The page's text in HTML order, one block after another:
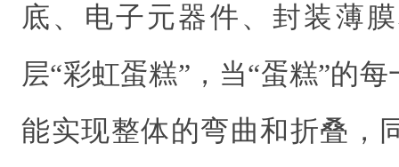
底、电子元器件、封装薄
层“彩虹蛋糕”，当“蛋糕”的
能实现整体的弯曲和折叠，